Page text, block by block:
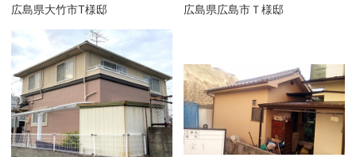
広島県大竹市T様邸
広島県広島市Ｔ様邸